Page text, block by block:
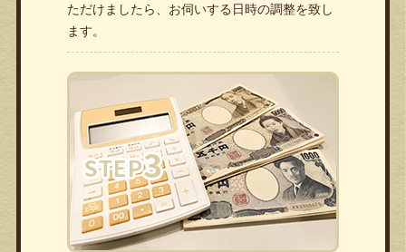
ただけましたら、お伺いする日時の調整を致し
ます。